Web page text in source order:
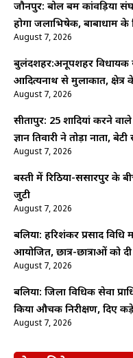
जौनपुर: बोल बम कांवड़िया
होगा जलाभिषेक, बाबाधाम
August 7, 2026
बुलंदशहर:अनूपशहर विधायक
आदित्यनाथ से मुलाकात, क्षेत्र
August 7, 2026
सीतापुर: 25 शादियां करने
ज्ञान तिवारी ने तोड़ा नाता,
August 7, 2026
बस्ती में रिठिया-ससारपुर के
जुटी
August 7, 2026
बलिया: हरिशंकर प्रसाद विधि
आयोजित, छात्र-छात्राओं को
August 7, 2026
बलिया: जिला विधिक सेवा
किया औचक निरीक्षण, दिए कड़े
August 7, 2026